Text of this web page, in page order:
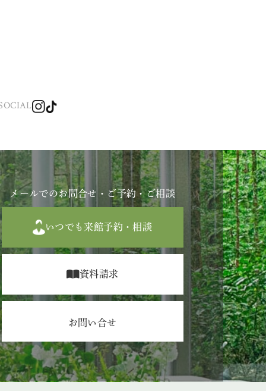
メールでのお問合せ・ご予約・ご相談
いつでも来館予約・相談
資料請求
お問い合せ